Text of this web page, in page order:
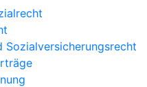
Sozialversicherungsrecht